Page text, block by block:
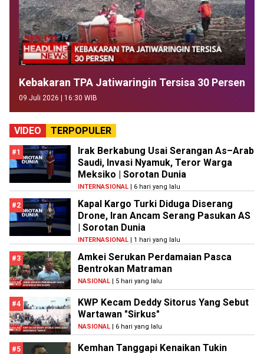
Kebakaran TPA Jatiwaringin Tersisa 30 Persen
09 Juli 2026 | 16:30 WIB
VIDEO TERPOPULER
#1
Irak Berkabung Usai Serangan As–Arab
Saudi, Invasi Nyamuk, Teror Warga
Meksiko | Sorotan Dunia
INTERNASIONAL | 6 hari yang lalu
#2
Kapal Kargo Turki Diduga Diserang
Drone, Iran Ancam Serang Pasukan AS
| Sorotan Dunia
INTERNASIONAL | 1 hari yang lalu
#3
Amkei Serukan Perdamaian Pasca
Bentrokan Matraman
NASIONAL | 5 hari yang lalu
#4
KWP Kecam Deddy Sitorus Yang Sebut
Wartawan "Sirkus"
NASIONAL | 6 hari yang lalu
#5 Kemhan Tanggapi Kenaikan Tukin